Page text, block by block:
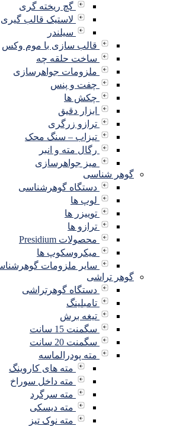
گچ ریخته گری
لاستیک قالب گیری
سیلندر
قالب سازی با موم وکس
ساخت حلقه چه
ملزومات جواهرسازی
چفت و پنس
چکش ها
ابزار دقیق
ترازو زرگری
تیزاب – سنگ محک
رگال مته و انبر
میز جواهرسازی
گوهر شناسی
دستگاه گوهرشناسی
لوپ ها
توییزر ها
ترازو ها
محصولات Presidium
میکروسکوپ ها
سایر ملزومات گوهرشناسی
گوهر تراشی
دستگاه گوهرتراشی
تامبلینگ
تیغه برش
سگمنت 15 سانت
سگمنت 20 سانت
مته پودرالماسه
مته های کاروینگ
مته داخل سوراخ
مته سرگرد
مته دیسکی
مته نوک تیز